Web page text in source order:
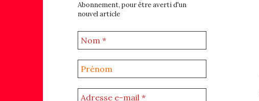
Abonnement, pour être averti d'un
nouvel article